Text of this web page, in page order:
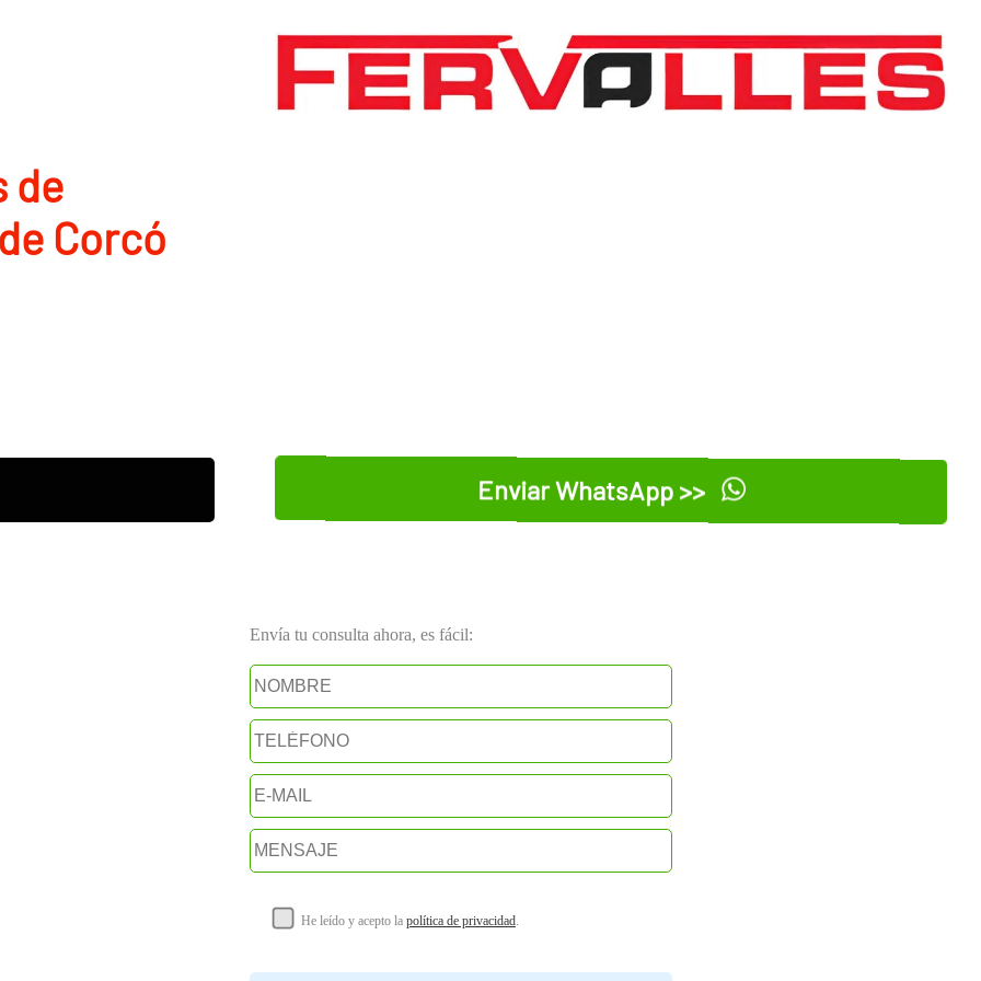
de
Corcó
Enviar WhatsApp >>
Envía tu consulta ahora, es fácil:
He leído y acepto la política de privacidad.